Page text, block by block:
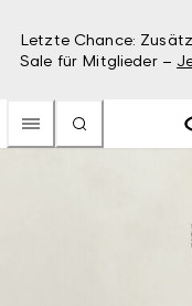
Letzte Chance:
Sale für Mitglieder –